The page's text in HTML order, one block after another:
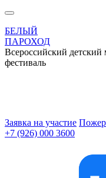
БЕЛЫЙ
ПАРОХОД
Всероссийский
фестиваль
Заявка на участие
+7 (926) 000 3600